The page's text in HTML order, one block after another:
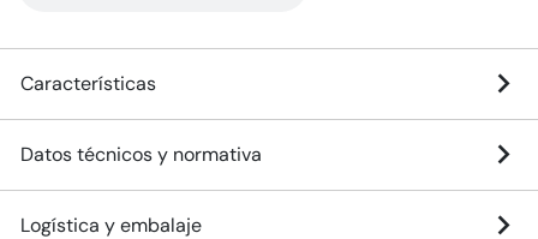
Características
Datos técnicos y normativa
Logística y embalaje